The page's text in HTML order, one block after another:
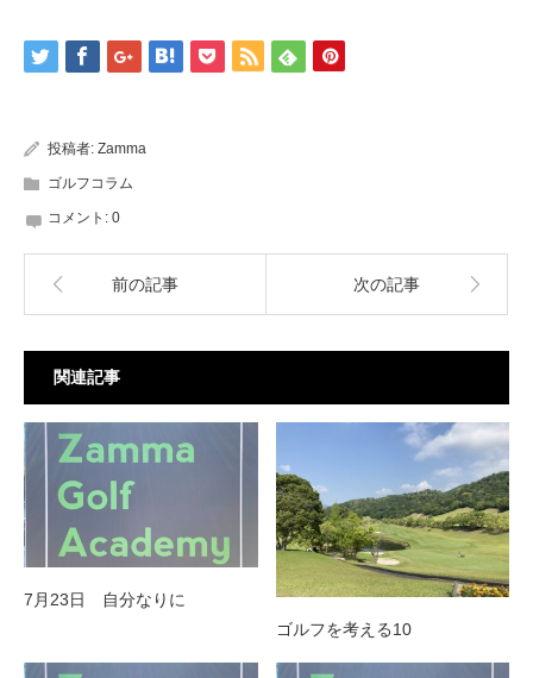
投稿者: Zamma
ゴルフコラム
コメント: 0
前の記事 次の記事
関連記事
7月23日 自分なりに
ゴルフを考える10